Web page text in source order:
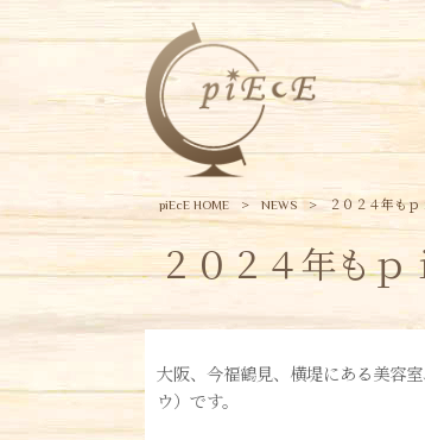
piEcE HOME > NEWS > ２０２４年も
２０２４年もｐ
大阪、今福鶴見、横堤にある美容
ウ）です。